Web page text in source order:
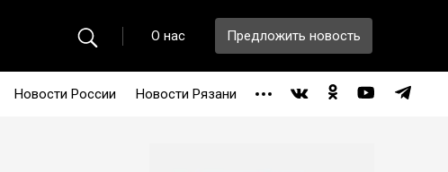
О нас Предложить новость
Новости России Новости Рязани